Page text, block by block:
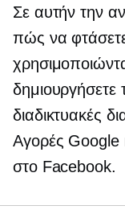
Σε αυτήν την
πώς να
δημιουργήσετε
διαδικτυακές
Αγορές Google
στο Facebook.